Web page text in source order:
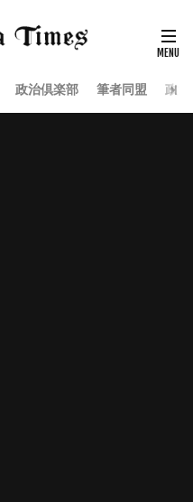
政治倶楽部 筆者同盟 政